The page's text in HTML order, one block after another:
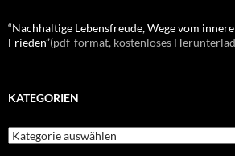
“Nachhaltige Lebensfreude, Wege vom
Frieden”(pdf-format, kostenloses
KATEGORIEN
K